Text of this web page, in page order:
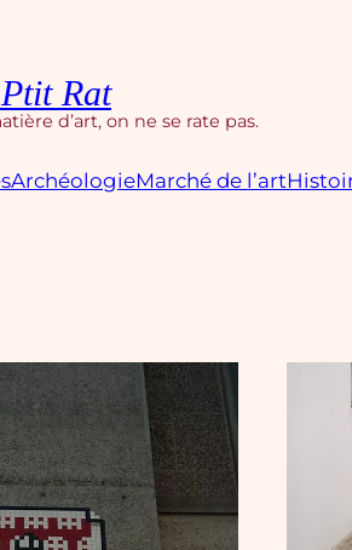
Rat
d’art, on ne se rate pas.
ArchéologieMarché de l’art